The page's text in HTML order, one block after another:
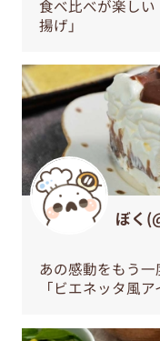
食べ比べが楽し
揚げ」
ぼく
あの感動をもう
「ビエネッタ風ア